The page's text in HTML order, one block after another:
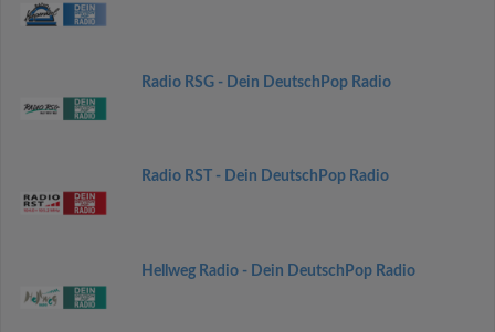
Radio RSG - Dein DeutschPop Radio
Radio RST - Dein DeutschPop Radio
Hellweg Radio - Dein DeutschPop Radio